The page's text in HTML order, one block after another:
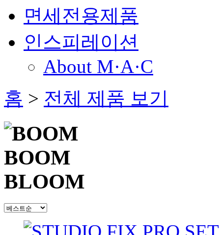
면세전용제품
인스피레이션
About M·A·C
홈 > 전체 제품 보기